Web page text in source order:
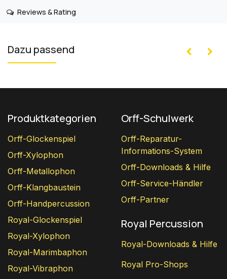
Reviews & Rating
Dazu passend
Produktkategorien
Orff-Glockenspiel
Orff-Xylophon
Orff-Metallophon
Orff-Klangbaustein
Orff-Handpercussion
Royal-Glockenspiel
Royal-Xylophon
Royal-Marimbaphon
Royal-Vibraphon
Orff-Schulwerk
Orff-Reparatur-
Informations-System
Orff-Downloads & Hilfe
Orff-Service-Händler
Orff-Partner
Royal Percussion
Royal-Downloads & Hilfe
Royal Pro-Shops